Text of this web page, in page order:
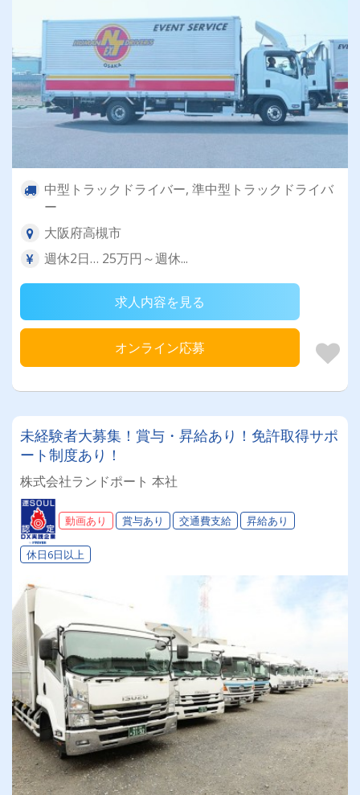
中型トラックドライバー, 準中型トラックドライバ
ー
大阪府高槻市
週休2日… 25万円～週休...
求人内容を見る
オンライン応募
未経験者大募集！賞与・昇給あり！免許取得サポ
ート制度あり！
株式会社ランドポート 本社
動画あり 賞与あり 交通費支給 昇給あり
休日6日以上